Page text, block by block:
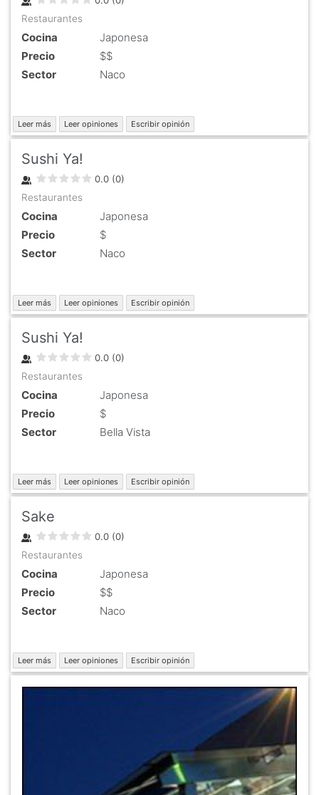
Restaurantes
Cocina
Japonesa
Precio
$$
Sector
Naco
Leer más Leer opiniones Escribir opinión
Sushi Ya!
0.0 (0)
Restaurantes
Cocina
Japonesa
Precio
$
Sector
Naco
Leer más Leer opiniones Escribir opinión
Sushi Ya!
0.0 (0)
Restaurantes
Cocina
Japonesa
Precio
$
Sector
Bella Vista
Leer más Leer opiniones Escribir opinión
Sake
0.0 (0)
Restaurantes
Cocina
Japonesa
Precio
$$
Sector
Naco
Leer más Leer opiniones Escribir opinión